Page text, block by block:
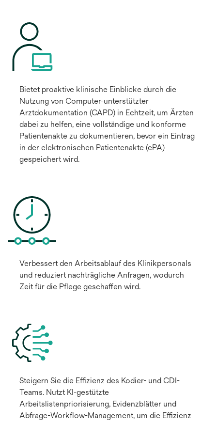
Bietet proaktive klinische Einblicke durch die
Nutzung von Computer-unterstützter
Arztdokumentation (CAPD) in Echtzeit, um Ärzten
dabei zu helfen, eine vollständige und konforme
Patientenakte zu dokumentieren, bevor ein Eintrag
in der elektronischen Patientenakte (ePA)
gespeichert wird.
Verbessert den Arbeitsablauf des Klinikpersonals
und reduziert nachträgliche Anfragen, wodurch
Zeit für die Pflege geschaffen wird.
Steigern Sie die Effizienz des Kodier- und CDI-
Teams. Nutzt KI-gestützte
Arbeitslistenpriorisierung, Evidenzblätter und
Abfrage-Workflow-Management, um die Effizienz